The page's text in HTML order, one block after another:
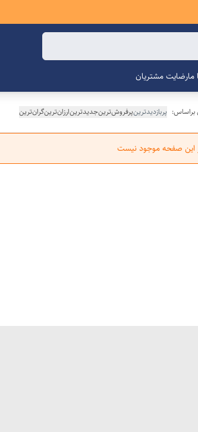
مارضایت مشتریان
پربازدیدترینپرفروش‌ترینجدیدترینارزان‌ترینگران‌ترین
این صفحه موجود نیست